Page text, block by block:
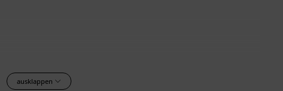
ausklappen